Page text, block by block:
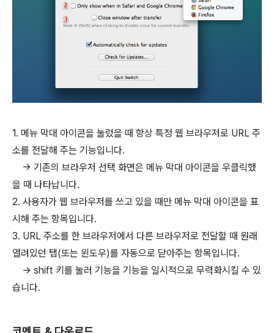
1. 메뉴 막대 아이콘을 눌렀을 때 항상 특정 웹 브라우저로 URL 주
소를 전달해 주는 기능입니다.
→ 기존의 브라우저 선택 화면은 메뉴 막대 아이콘을 우클릭했
을 때 나타납니다.
2. 사용자가 웹 브라우저를 쓰고 있을 때만 메뉴 막대 아이콘을 표
시해 주는 항목입니다.
3. URL 주소를 한 브라우저에서 다른 브라우저로 전달할 때 원래
열려있던 탭(또는 윈도우)를 자동으로 닫아주는 항목입니다.
→ shift 키를 눌러 기능을 기능을 일시적으로 무력화시킬 수 있
습니다.